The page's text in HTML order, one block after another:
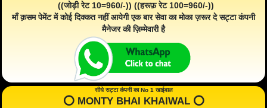
((जोड़ी रेट 10=960/-)) ((हरूफ़ रेट 100=960/-))
माँ क़सम पेमेंट में कोई दिक्कत नहीं आयेगी एक बार सेवा का मोका ज़रूर दे सट्टा कंपनी
मैनेजर की ज़िम्मेवारी है
सीधे सट्टा कंपनी का No 1 खाईवाल
⭕️ MONTY BHAI KHAIWAL ⭕️